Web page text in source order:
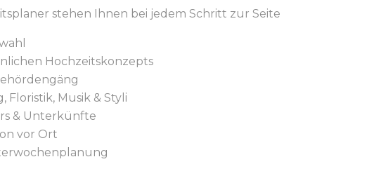
stehen Ihnen bei jedem Schritt zur Seite
Hochzeitskonzepts
Floristik, Musik & Styli
& Unterkünfte
vor Ort